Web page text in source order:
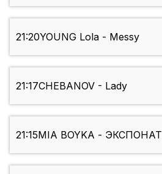
21:20YOUNG Lola - Messy
21:17CHEBANOV - Lady
21:15MIA BOYKA - ЭКСПОНАТ